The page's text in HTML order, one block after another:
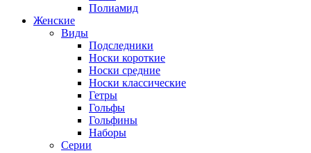
Полиамид
Женские
Виды
Подследники
Носки короткие
Носки средние
Носки классические
Гетры
Гольфы
Гольфины
Наборы
Серии